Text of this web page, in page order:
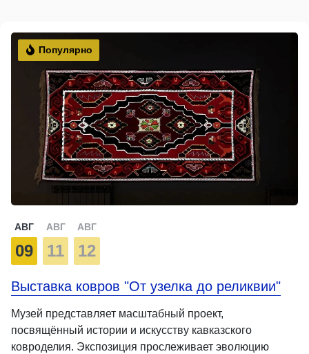
Популярно
АВГ
09
АВГ
11
АВГ
12
Выставка ковров "От узелка до реликвии"
Музей представляет масштабный проект,
посвящённый истории и искусству кавказского
ковроделия. Экспозиция прослеживает эволюцию